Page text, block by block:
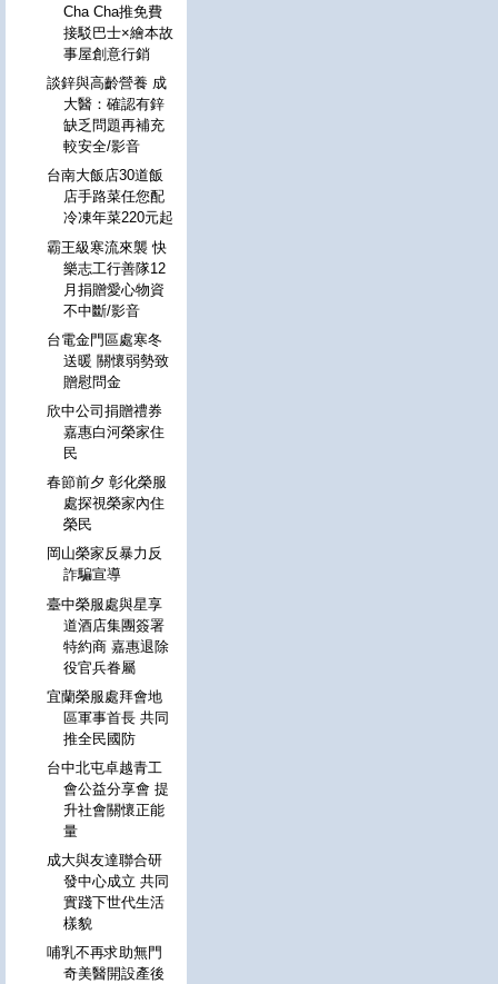
Cha Cha推免費
接駁巴士×繪本故
事屋創意行銷
談鋅與高齡營養 成
大醫：確認有鋅
缺乏問題再補充
較安全/影音
台南大飯店30道飯
店手路菜任您配
冷凍年菜220元起
霸王級寒流來襲 快
樂志工行善隊12
月捐贈愛心物資
不中斷/影音
台電金門區處寒冬
送暖 關懷弱勢致
贈慰問金
欣中公司捐贈禮券
嘉惠白河榮家住
民
春節前夕 彰化榮服
處探視榮家內住
榮民
岡山榮家反暴力反
詐騙宣導
臺中榮服處與星享
道酒店集團簽署
特約商 嘉惠退除
役官兵眷屬
宜蘭榮服處拜會地
區軍事首長 共同
推全民國防
台中北屯卓越青工
會公益分享會 提
升社會關懷正能
量
成大與友達聯合研
發中心成立 共同
實踐下世代生活
樣貌
哺乳不再求助無門
奇美醫開設產後